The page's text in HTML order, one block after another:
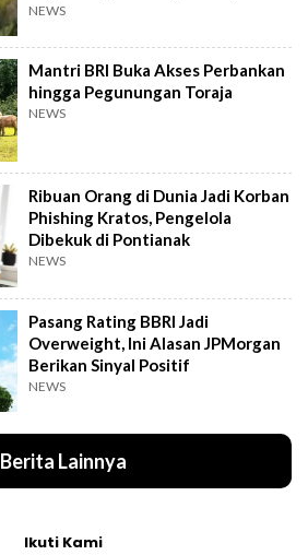
NEWS
Mantri BRI Buka Akses Perbankan
hingga Pegunungan Toraja
NEWS
Ribuan Orang di Dunia Jadi Korban
Phishing Kratos, Pengelola
Dibekuk di Pontianak
NEWS
Pasang Rating BBRI Jadi
Overweight, Ini Alasan JPMorgan
Berikan Sinyal Positif
NEWS
Berita Lainnya
Ikuti Kami